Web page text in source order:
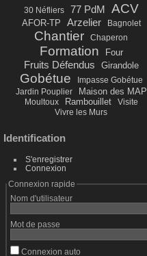
30 Néfliers 77 PdM ACV
AFOR-TP Arzelier Bagnolet
Chantier Chaperon
Formation Four
Fruits Défendus Girandole
Gobétue
Impasse Gobétue
Jardin Pouplier
Maison des MAP
Moultoux Rambouillet
Visite
Vivre les Murs
Identification
S'enregistrer
Connexion
Connexion rapide
Nom d'utilisateur
Mot de passe
Connexion auto